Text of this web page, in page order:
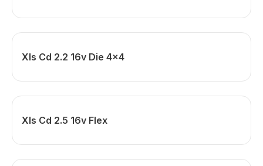
Xls Cd 2.2 16v Die 4x4
Xls Cd 2.5 16v Flex